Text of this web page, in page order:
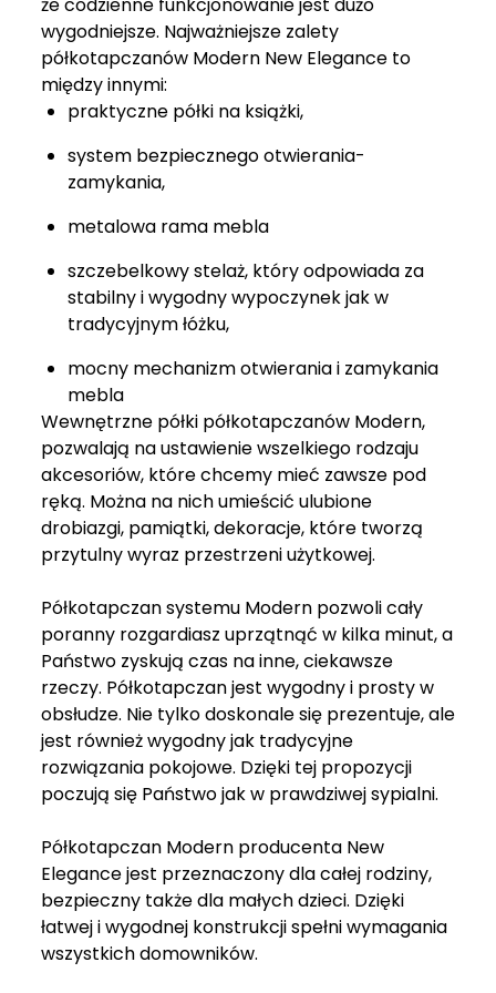
wygodniejsze. Najważniejsze zalety
półkotapczanów Modern New Elegance to
między innymi:
praktyczne półki na książki,
system bezpiecznego otwierania-
zamykania,
metalowa rama mebla
szczebelkowy stelaż, który odpowiada za
stabilny i wygodny wypoczynek jak w
tradycyjnym łóżku,
mocny mechanizm otwierania i zamykania
mebla
Wewnętrzne półki półkotapczanów Modern,
pozwalają na ustawienie wszelkiego rodzaju
akcesoriów, które chcemy mieć zawsze pod
ręką. Można na nich umieścić ulubione
drobiazgi, pamiątki, dekoracje, które tworzą
przytulny wyraz przestrzeni użytkowej.
Półkotapczan systemu Modern pozwoli cały
poranny rozgardiasz uprzątnąć w kilka minut, a
Państwo zyskują czas na inne, ciekawsze
rzeczy. Półkotapczan jest wygodny i prosty w
obsłudze. Nie tylko doskonale się prezentuje, ale
jest również wygodny jak tradycyjne
rozwiązania pokojowe. Dzięki tej propozycji
poczują się Państwo jak w prawdziwej sypialni.
Półkotapczan Modern producenta New
Elegance jest przeznaczony dla całej rodziny,
bezpieczny także dla małych dzieci. Dzięki
łatwej i wygodnej konstrukcji spełni wymagania
wszystkich domowników.